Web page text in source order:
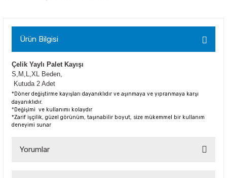
Ürün Bilgisi
Çelik Yaylı Palet Kayışı
S,M,L,XL Beden,
Kutuda 2 Adet
*Döner değiştirme kayışları dayanıklıdır ve aşınmaya ve yıpranmaya karşı
dayanıklıdır.
*Değişimi ve kullanımı kolaydır
*Zarif işçilik, güzel görünüm, taşınabilir boyut, size mükemmel bir kullanım
deneyimi sunar
Yorumlar